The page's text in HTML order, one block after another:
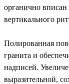
органично вписан
вертикального
Полированная
гранита и
надписей.
выразительной,